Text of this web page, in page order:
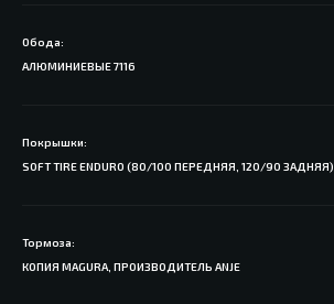
Обода:
АЛЮМИНИЕВЫЕ 7116
Покрышки:
SOFT TIRE ENDURO (80/100 ПЕРЕДНЯЯ, 120/90 ЗАДНЯЯ)
Тормоза:
КОПИЯ MAGURA, ПРОИЗВОДИТЕЛЬ ANJE